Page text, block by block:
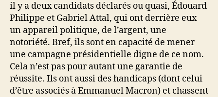
il y a deux candidats déclarés ou quasi, Édouard
Philippe et Gabriel Attal, qui ont derrière eux
un appareil politique, de l’argent, une
notoriété. Bref, ils sont en capacité de mener
une campagne présidentielle digne de ce nom.
Cela n’est pas pour autant une garantie de
réussite. Ils ont aussi des handicaps (dont celui
d’être associés à Emmanuel Macron) et chassent